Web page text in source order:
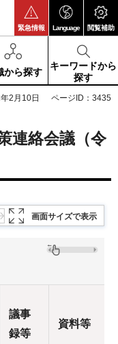
緊急情報 Language 閲覧補助
から探す
キーワードから
探す
2月10日 ページID：3435
連絡会議（令
画面サイズで表示
議事
録等
資料等